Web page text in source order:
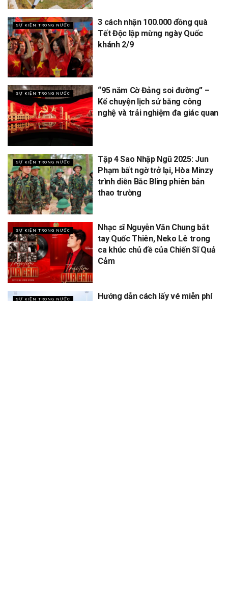
SỰ KIỆN TRONG NƯỚC
3 cách nhận 100.000 đồng quà
Tết Độc lập mừng ngày Quốc
khánh 2/9
SỰ KIỆN TRONG NƯỚC
“95 năm Cờ Đảng soi đường” –
Kể chuyện lịch sử bằng công
nghệ và trải nghiệm đa giác quan
SỰ KIỆN TRONG NƯỚC
Tập 4 Sao Nhập Ngũ 2025: Jun
Phạm bất ngờ trở lại, Hòa Minzy
trình diễn Bắc Bling phiên bản
thao trường
SỰ KIỆN TRONG NƯỚC
Nhạc sĩ Nguyễn Văn Chung bắt
tay Quốc Thiên, Neko Lê trong
ca khúc chủ đề của Chiến Sĩ Quả
Cảm
SỰ KIỆN TRONG NƯỚC
Hướng dẫn cách lấy vé miễn phí